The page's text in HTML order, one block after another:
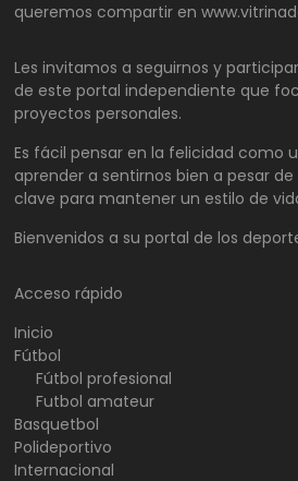
queremos compartir en
Les invitamos a seguirnos y
de este portal independiente que
proyectos personales.
Es fácil pensar en la felicidad como
aprender a sentirnos bien a pesar
clave para mantener un estilo de
Bienvenidos a su portal de los
Acceso rápido
Inicio
Fútbol
Fútbol profesional
Futbol amateur
Basquetbol
Polideportivo
Internacional